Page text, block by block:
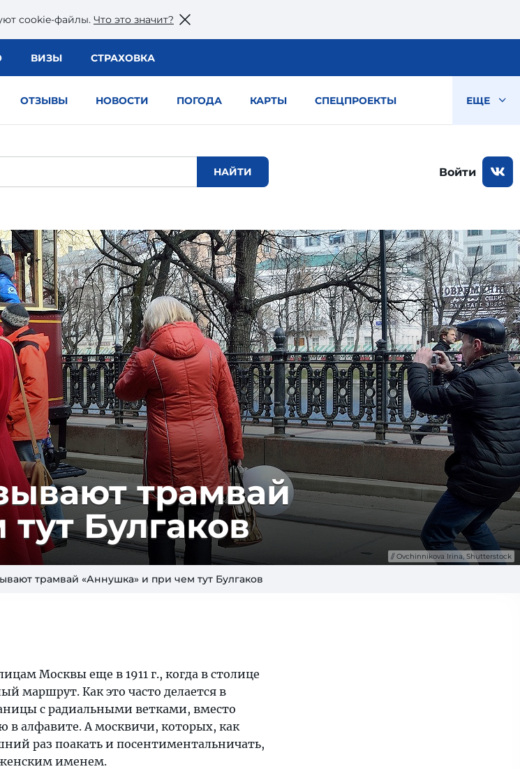
сookie-файлы. Что это значит?
ВИЗЫ СТРАХОВКА
ОТЗЫВЫ НОВОСТИ ПОГОДА КАРТЫ СПЕЦПРОЕКТЫ ЕЩЕ
Войти
трамвай
Булгаков
Ovchinnikova Irina, Shutterstock
трамвай «Аннушка» и при чем тут Булгаков
Москвы еще в 1911 г., когда в столице
маршрут. Как это часто делается в
с радиальными ветками, вместо
в алфавите. А москвичи, которых, как
раз поакать и посентиментальничать,
именем.